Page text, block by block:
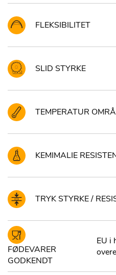
FLEKSIBILITET
SLID STYRKE
TEMPERATUR
KEMIMALIE
TRYK STYRKE /
FØDEVARER
GODKENDT
EU i